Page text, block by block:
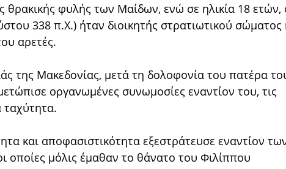
θρακικής φυλής των Μαίδων, ενώ σε ηλικία 18 ετών,
338 π.Χ.) ήταν διοικητής στρατιωτικού σώματος
αρετές.
της Μακεδονίας, μετά τη δολοφονία του πατέρα
οργανωμένες συνωμοσίες εναντίον του, τις
ταχύτητα.
και αποφασιστικότητα εξεστράτευσε εναντίον
οποίες μόλις έμαθαν το θάνατο του Φιλίππου